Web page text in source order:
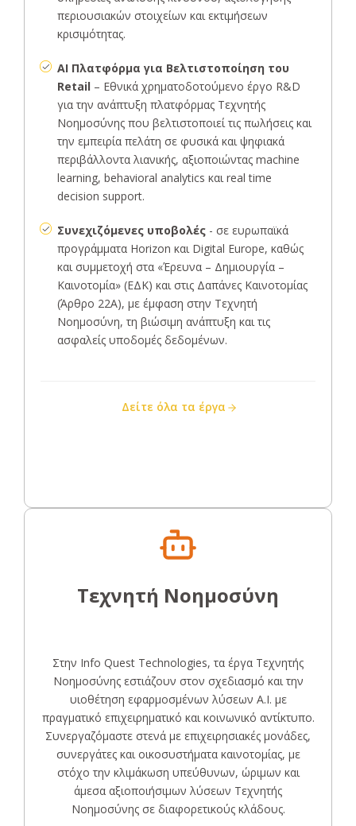
περιουσιακών στοιχείων και εκτιμήσεων
κρισιμότητας.
AI Πλατφόρμα για Βελτιστοποίηση του
Retail – Εθνικά χρηματοδοτούμενο έργο R&D
για την ανάπτυξη πλατφόρμας Τεχνητής
Νοημοσύνης που βελτιστοποιεί τις πωλήσεις και
την εμπειρία πελάτη σε φυσικά και ψηφιακά
περιβάλλοντα λιανικής, αξιοποιώντας machine
learning, behavioral analytics και real time
decision support.
Συνεχιζόμενες υποβολές - σε ευρωπαϊκά
προγράμματα Horizon και Digital Europe, καθώς
και συμμετοχή στα «Έρευνα – Δημιουργία –
Καινοτομία» (ΕΔΚ) και στις Δαπάνες Καινοτομίας
(Άρθρο 22Α), με έμφαση στην Τεχνητή
Νοημοσύνη, τη βιώσιμη ανάπτυξη και τις
ασφαλείς υποδομές δεδομένων.
Δείτε όλα τα έργα
Τεχνητή Νοημοσύνη
Στην Info Quest Technologies, τα έργα Τεχνητής
Νοημοσύνης εστιάζουν στον σχεδιασμό και την
υιοθέτηση εφαρμοσμένων λύσεων A.I. με
πραγματικό επιχειρηματικό και κοινωνικό αντίκτυπο.
Συνεργαζόμαστε στενά με επιχειρησιακές μονάδες,
συνεργάτες και οικοσυστήματα καινοτομίας, με
στόχο την κλιμάκωση υπεύθυνων, ώριμων και
άμεσα αξιοποιήσιμων λύσεων Τεχνητής
Νοημοσύνης σε διαφορετικούς κλάδους.